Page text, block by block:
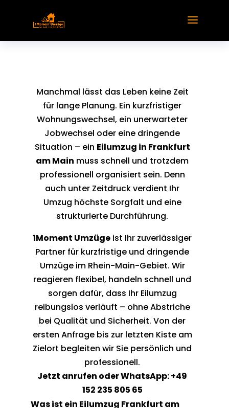
Manchmal lässt das Leben keine Zeit
für lange Planung. Ein kurzfristiger
Wohnungswechsel, ein unerwarteter
Jobwechsel oder eine dringende
Situation – ein Eilumzug in Frankfurt
am Main muss schnell und trotzdem
professionell organisiert sein. Denn
auch unter Zeitdruck verdient Ihr
Umzug höchste Sorgfalt und eine
strukturierte Durchführung.
1Moment Umzüge ist Ihr zuverlässiger
Partner für kurzfristige und dringende
Umzüge im Rhein-Main-Gebiet. Wir
reagieren flexibel, handeln schnell und
sorgen dafür, dass Ihr Eilumzug
reibungslos verläuft – ohne Abstriche
bei Qualität und Sicherheit. Von der
ersten Anfrage bis zur letzten Kiste am
Zielort begleiten wir Sie persönlich und
professionell.
Jetzt anrufen oder WhatsApp: +49
152 235 805 65
Was ist ein Eilumzug Frankfurt am